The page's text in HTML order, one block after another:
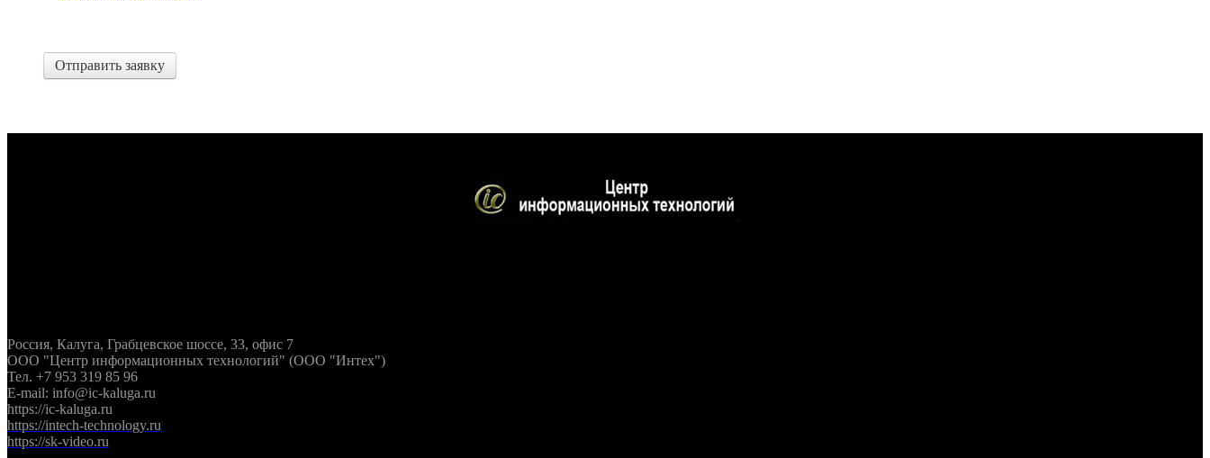
Отправить заявку
Россия, Калуга, Грабцевское шоссе, 33, офис 7
ООО "Центр информационных технологий" (ООО "Интех")
Тел. +7 953 319 85 96
E-mail: info@ic-kaluga.ru
https://ic-kaluga.ru
https://intech-technology.ru
https://sk-video.ru